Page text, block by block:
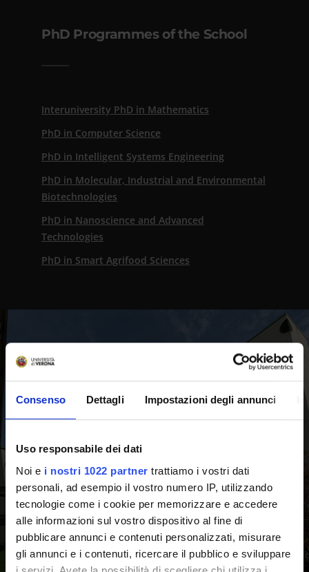
Consenso Dettagli Impostazioni degli annunci
Uso responsabile dei dati
Noi e i nostri 1022 partner trattiamo i vostri dati
personali, ad esempio il vostro numero IP, utilizzando
tecnologie come i cookie per memorizzare e accedere
alle informazioni sul vostro dispositivo al fine di
pubblicare annunci e contenuti personalizzati, misurare
gli annunci e i contenuti, ricercare il pubblico e sviluppare
PhD Programmes of the School
Interuniversity PhD in Mathematics
PhD in Computer Science
PhD in Intelligent Systems Engineering
PhD in Molecular, Industrial and Environmental
Biotechnologies
PhD in Nanoscience and Advanced
Technologies
PhD in Smart Agrifood Sciences